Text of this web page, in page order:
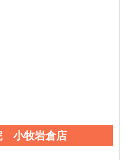
小牧岩倉店